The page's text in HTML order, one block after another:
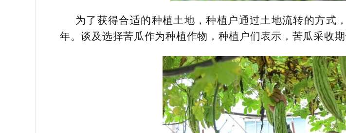
为了获得合适的种植土地，种植户通过土地流转的方式
年。谈及选择苦瓜作为种植作物，种植户们表示，苦瓜采收